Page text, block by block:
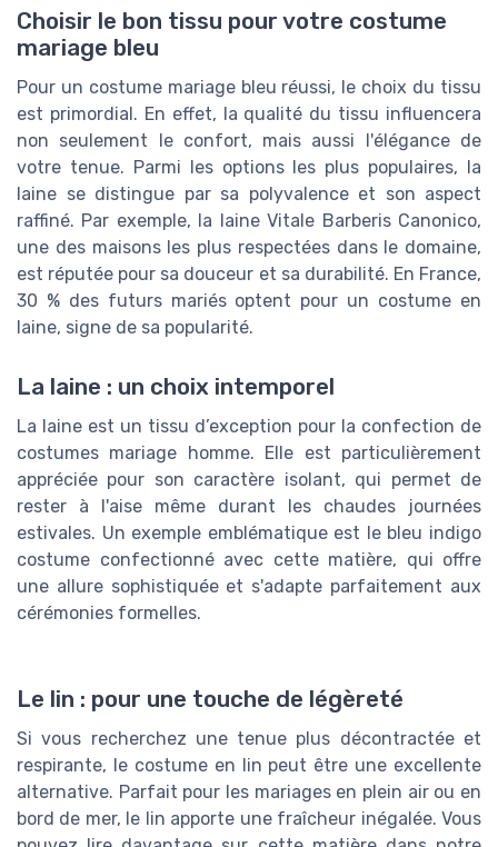
Choisir le bon tissu pour votre costume
mariage bleu
Pour un costume mariage bleu réussi, le choix du tissu
est primordial. En effet, la qualité du tissu influencera
non seulement le confort, mais aussi l'élégance de
votre tenue. Parmi les options les plus populaires, la
laine se distingue par sa polyvalence et son aspect
raffiné. Par exemple, la laine Vitale Barberis Canonico,
une des maisons les plus respectées dans le domaine,
est réputée pour sa douceur et sa durabilité. En France,
30 % des futurs mariés optent pour un costume en
laine, signe de sa popularité.
La laine : un choix intemporel
La laine est un tissu d’exception pour la confection de
costumes mariage homme. Elle est particulièrement
appréciée pour son caractère isolant, qui permet de
rester à l'aise même durant les chaudes journées
estivales. Un exemple emblématique est le bleu indigo
costume confectionné avec cette matière, qui offre
une allure sophistiquée et s'adapte parfaitement aux
cérémonies formelles.
Le lin : pour une touche de légèreté
Si vous recherchez une tenue plus décontractée et
respirante, le costume en lin peut être une excellente
alternative. Parfait pour les mariages en plein air ou en
bord de mer, le lin apporte une fraîcheur inégalée. Vous